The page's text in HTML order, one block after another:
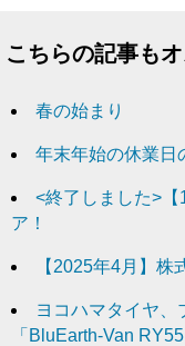
こちらの記事も
春の始まり
年末年始の休業日
<終了しました>【
ア！
【2025年4月】
ヨコハマタイヤ、
「BluEarth-Van RY55